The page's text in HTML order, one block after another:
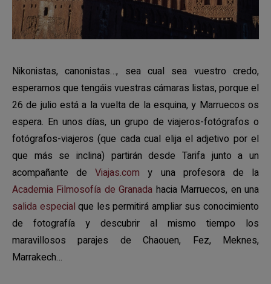
Nikonistas, canonistas…, sea cual sea vuestro credo,
esperamos que tengáis vuestras cámaras listas, porque el
26 de julio está a la vuelta de la esquina, y Marruecos os
espera. En unos días, un grupo de viajeros-fotógrafos o
fotógrafos-viajeros (que cada cual elija el adjetivo por el
que más se inclina) partirán desde Tarifa junto a un
acompañante deViajas.com y una profesora de la
Academia Filmosofía de Granada hacia Marruecos, en una
salida especial que les permitirá ampliar sus conocimiento
de fotografía y descubrir al mismo tiempo los
maravillosos parajes de Chaouen, Fez, Meknes,
Marrakech…